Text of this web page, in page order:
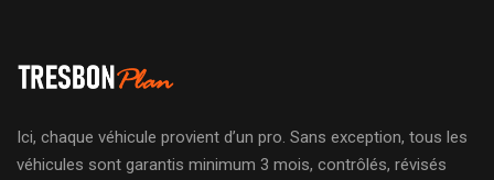
Ici, chaque véhicule provient d’un pro. Sans exception, tous les
véhicules sont garantis minimum 3 mois, contrôlés, révisés